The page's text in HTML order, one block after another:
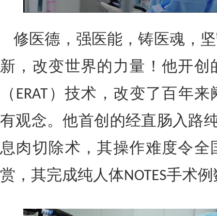
修医德，强医能，铸医魂，
新，改变世界的力量！他开
（ ERAT ）技术，改变了百年
有观念。他首创的经直肠入路
息肉切除术，其操作难度令
赏，其完成纯人体NOTES手术